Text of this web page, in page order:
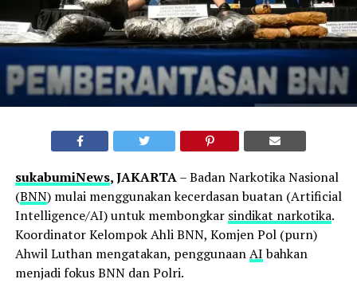
sukabumiNews, JAKARTA– Badan Narkotika Nasional
(BNN) mulai menggunakan kecerdasan buatan (Artificial
Intelligence/AI) untuk membongkar sindikat narkotika.
Koordinator Kelompok Ahli BNN, Komjen Pol (purn)
Ahwil Luthan mengatakan, penggunaanAIbahkan
menjadi fokus BNN dan Polri.